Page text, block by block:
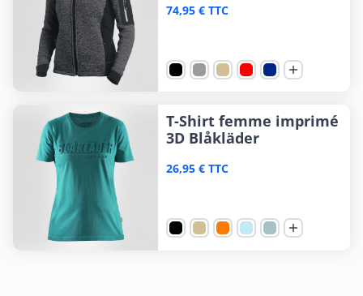
74,95 € TTC

T-Shirt femme imprimé
3D Blåkläder
26,95 € TTC
